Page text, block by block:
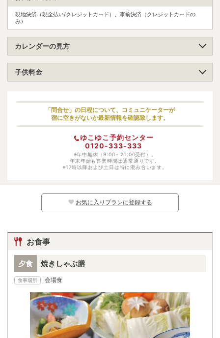
現地決済（現金払い/クレジットカード）、事前決済（クレジットカードの
み）
カレンダーの見方
子供料金
小学生（低学年） 大人料金の70%
幼児（寝具・食事あり） 5720円
3300円
3520円
幼児（寝具・食事なし） 1100円
い日程ではお子様はご予約いただけません。
「問合せ」の日程について、コミュニケーターが
宿に空きがないか最新情報を確認致します。
ゆこゆこ予約センター
0120-333-333
※年中無休（9:00～21:00受付）。
年末年始も営業時間は通常通りです。
※17時以降および土日は特に混み合います。
お気に入りプランに登録する
お食事
夕食 焼きしゃぶ膳
食事場所 会場食